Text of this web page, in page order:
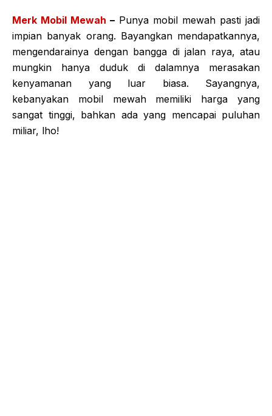
Merk Mobil Mewah – Punya mobil mewah pasti jadi
impian banyak orang. Bayangkan mendapatkannya,
mengendarainya dengan bangga di jalan raya, atau
mungkin hanya duduk di dalamnya merasakan
kenyamanan yang luar biasa. Sayangnya,
kebanyakan mobil mewah memiliki harga yang
sangat tinggi, bahkan ada yang mencapai puluhan
miliar, lho!